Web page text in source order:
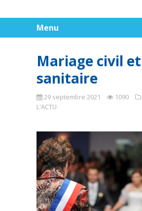
Menu
Mariage civil
sanitaire
29 septembre 2021 1090
L'ACTU